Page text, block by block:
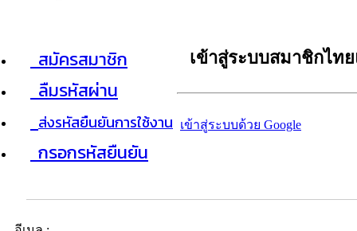
สมัครสมาชิก
ลืมรหัสผ่าน
ส่งรหัสยืนยันการใช้งาน
กรอกรหัสยืนยัน
เข้าสู่ระบบสมาชิกไท
เข้าสู่ระบบด้วย Google